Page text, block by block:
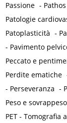
Passione - Pathos
Patologie
Patoplasticità -
- Pavimento
Peccato e
Perdite ematiche
- Perseveranza -
Peso e sovrappeso
PET - Tomografia